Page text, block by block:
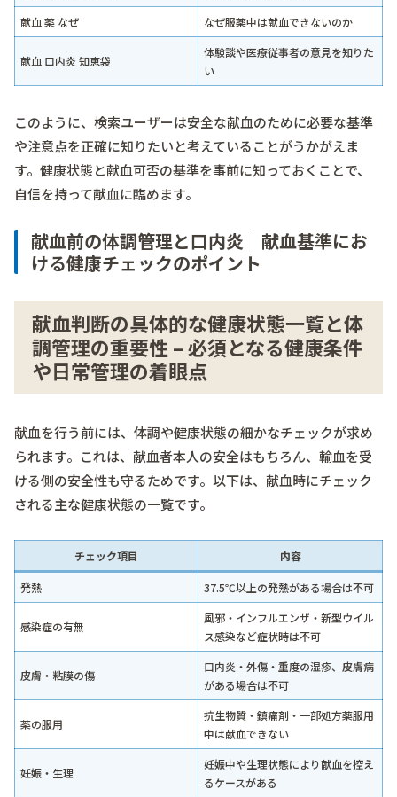
献血 薬 なぜ
なぜ服薬中は献血できないのか
献血 口内炎 知恵袋
体験談や医療従事者の意見を知りた
い
このように、検索ユーザーは安全な献血のために必要な基準
や注意点を正確に知りたいと考えていることがうかがえま
す。健康状態と献血可否の基準を事前に知っておくことで、
自信を持って献血に臨めます。
献血前の体調管理と口内炎｜献血基準にお
ける健康チェックのポイント
献血判断の具体的な健康状態一覧と体
調管理の重要性 – 必須となる健康条件
や日常管理の着眼点
献血を行う前には、体調や健康状態の細かなチェックが求め
られます。これは、献血者本人の安全はもちろん、輸血を受
ける側の安全性も守るためです。以下は、献血時にチェック
される主な健康状態の一覧です。
チェック項目 内容
発熱 37.5℃以上の発熱がある場合は不可
感染症の有無
風邪・インフルエンザ・新型ウイル
ス感染など症状時は不可
皮膚・粘膜の傷
口内炎・外傷・重度の湿疹、皮膚病
がある場合は不可
薬の服用
抗生物質・鎮痛剤・一部処方薬服用
中は献血できない
妊娠・生理
妊娠中や生理状態により献血を控え
るケースがある